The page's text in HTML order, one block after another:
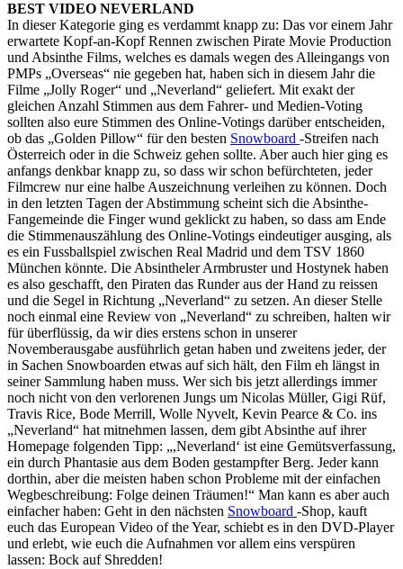
BEST VIDEO NEVERLAND
In dieser Kategorie ging es verdammt knapp zu: Das vor einem Jahr
erwartete Kopf-an-Kopf Rennen zwischen Pirate Movie Production
und Absinthe Films, welches es damals wegen des Alleingangs von
PMPs „Overseas“ nie gegeben hat, haben sich in diesem Jahr die
Filme „Jolly Roger“ und „Neverland“ geliefert. Mit exakt der
gleichen Anzahl Stimmen aus dem Fahrer- und Medien-Voting
sollten also eure Stimmen des Online-Votings darüber entscheiden,
ob das „Golden Pillow“ für den besten Snowboard -Streifen nach
Österreich oder in die Schweiz gehen sollte. Aber auch hier ging es
anfangs denkbar knapp zu, so dass wir schon befürchteten, jeder
Filmcrew nur eine halbe Auszeichnung verleihen zu können. Doch
in den letzten Tagen der Abstimmung scheint sich die Absinthe-
Fangemeinde die Finger wund geklickt zu haben, so dass am Ende
die Stimmenauszählung des Online-Votings eindeutiger ausging, als
es ein Fussballspiel zwischen Real Madrid und dem TSV 1860
München könnte. Die Absintheler Armbruster und Hostynek haben
es also geschafft, den Piraten das Runder aus der Hand zu reissen
und die Segel in Richtung „Neverland“ zu setzen. An dieser Stelle
noch einmal eine Review von „Neverland“ zu schreiben, halten wir
für überflüssig, da wir dies erstens schon in unserer
Novemberausgabe ausführlich getan haben und zweitens jeder, der
in Sachen Snowboarden etwas auf sich hält, den Film eh längst in
seiner Sammlung haben muss. Wer sich bis jetzt allerdings immer
noch nicht von den verlorenen Jungs um Nicolas Müller, Gigi Rüf,
Travis Rice, Bode Merrill, Wolle Nyvelt, Kevin Pearce & Co. ins
„Neverland“ hat mitnehmen lassen, dem gibt Absinthe auf ihrer
Homepage folgenden Tipp: „,Neverland‘ ist eine Gemütsverfassung,
ein durch Phantasie aus dem Boden gestampfter Berg. Jeder kann
dorthin, aber die meisten haben schon Probleme mit der einfachen
Wegbeschreibung: Folge deinen Träumen!“ Man kann es aber auch
einfacher haben: Geht in den nächsten Snowboard -Shop, kauft
euch das European Video of the Year, schiebt es in den DVD-Player
und erlebt, wie euch die Aufnahmen vor allem eins verspüren
lassen: Bock auf Shredden!